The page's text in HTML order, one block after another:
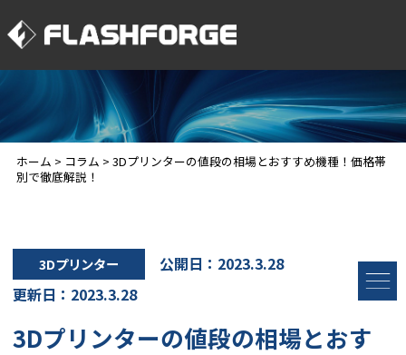
ホーム > コラム > 3Dプリンターの値段の相場とおすすめ機種！価格帯
別で徹底解説！
3Dプリンター
公開日：2023.3.28
更新日：2023.3.28
3Dプリンターの値段の相場とおす